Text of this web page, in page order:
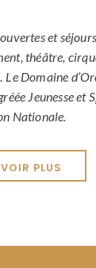
et
théâtre,
Domaine
Jeunesse et
Nationale.
PLUS